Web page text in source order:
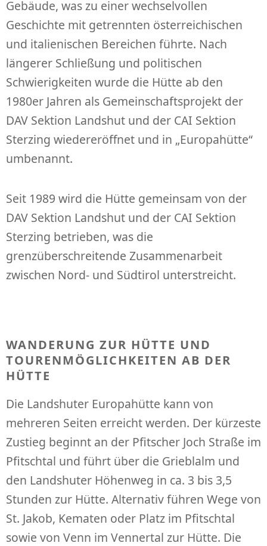
Gebäude, was zu einer wechselvollen
Geschichte mit getrennten österreichischen
und italienischen Bereichen führte. Nach
längerer Schließung und politischen
Schwierigkeiten wurde die Hütte ab den
1980er Jahren als Gemeinschaftsprojekt der
DAV Sektion Landshut und der CAI Sektion
Sterzing wiedereröffnet und in „Europahütte“
umbenannt.
Seit 1989 wird die Hütte gemeinsam von der
DAV Sektion Landshut und der CAI Sektion
Sterzing betrieben, was die
grenzüberschreitende Zusammenarbeit
zwischen Nord- und Südtirol unterstreicht.
WANDERUNG ZUR HÜTTE UND
TOURENMÖGLICHKEITEN AB DER
HÜTTE
Die Landshuter Europahütte kann von
mehreren Seiten erreicht werden. Der kürzeste
Zustieg beginnt an der Pfitscher Joch Straße im
Pfitschtal und führt über die Grieblalm und
den Landshuter Höhenweg in ca. 3 bis 3,5
Stunden zur Hütte. Alternativ führen Wege von
St. Jakob, Kematen oder Platz im Pfitschtal
sowie von Venn im Vennertal zur Hütte. Die